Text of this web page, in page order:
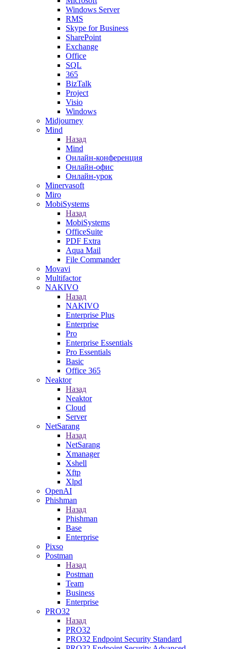
Windows Server
RMS
Skype for Business
SharePoint
Exchange
Office
SQL
365
BizTalk
Project
Visio
Windows
Midjourney
Mind
Назад
Mind
Онлайн-конференция
Онлайн-офис
Онлайн-урок
Minervasoft
Miro
MobiSystems
Назад
MobiSystems
OfficeSuite
PDF Extra
Aqua Mail
File Commander
Movavi
Multifactor
NAKIVO
Назад
NAKIVO
Enterprise Plus
Enterprise
Pro
Enterprise Essentials
Pro Essentials
Basic
Office 365
Neaktor
Назад
Neaktor
Cloud
Server
NetSarang
Назад
NetSarang
Xmanager
Xshell
Xftp
Xlpd
OpenAI
Phishman
Назад
Phishman
Base
Enterprise
Pixso
Postman
Назад
Postman
Team
Business
Enterprise
PRO32
Назад
PRO32
PRO32 Endpoint Security Standard